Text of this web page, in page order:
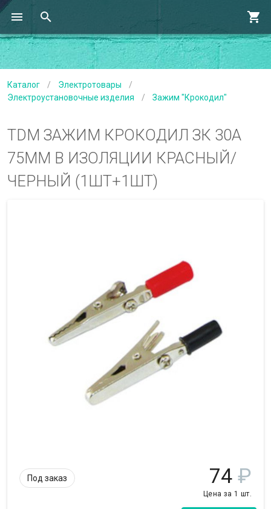
Каталог / Электротовары
/
Электроустановочные изделия
/ Зажим "Крокодил"
TDM ЗАЖИМ КРОКОДИЛ ЗК 30А
75ММ В ИЗОЛЯЦИИ КРАСНЫЙ/
ЧЕРНЫЙ (1ШТ+1ШТ)
Под заказ 74 ₽
Цена за 1 шт.